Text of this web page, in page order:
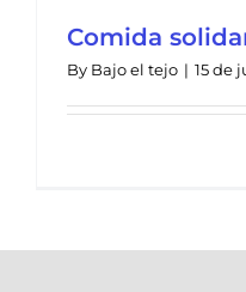
Comida
By Bajo el tejo | 15 de